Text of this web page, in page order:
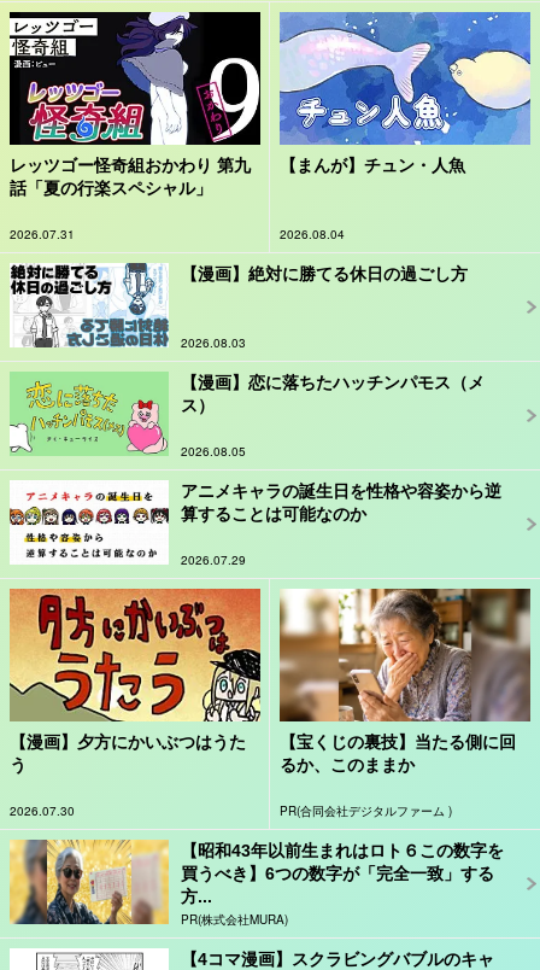
レッツゴー怪奇組おかわり 第九
話「夏の行楽スペシャル」
2026.07.31
【まんが】チュン・人魚
2026.08.04
【漫画】絶対に勝てる休日の過ごし方
2026.08.03
【漫画】恋に落ちたハッチンパモス（メ
ス）
2026.08.05
アニメキャラの誕生日を性格や容姿から逆
算することは可能なのか
2026.07.29
【漫画】夕方にかいぶつはうた
う
2026.07.30
【宝くじの裏技】当たる側に回
るか、このままか
PR(合同会社デジタルファーム )
【昭和43年以前生まれはロト６この数字を
買うべき】6つの数字が「完全一致」する
方...
PR(株式会社MURA)
【4コマ漫画】スクラビングバブルのキャ